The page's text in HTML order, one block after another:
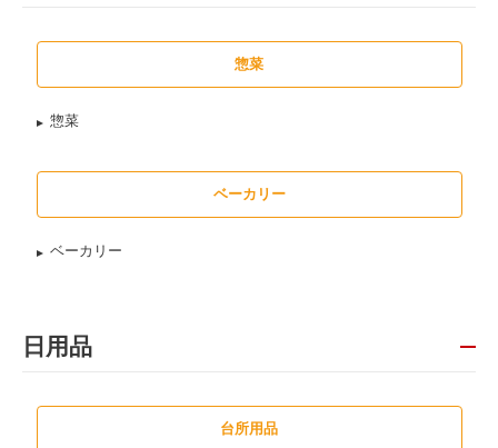
惣菜
惣菜
ベーカリー
ベーカリー
日用品
台所用品